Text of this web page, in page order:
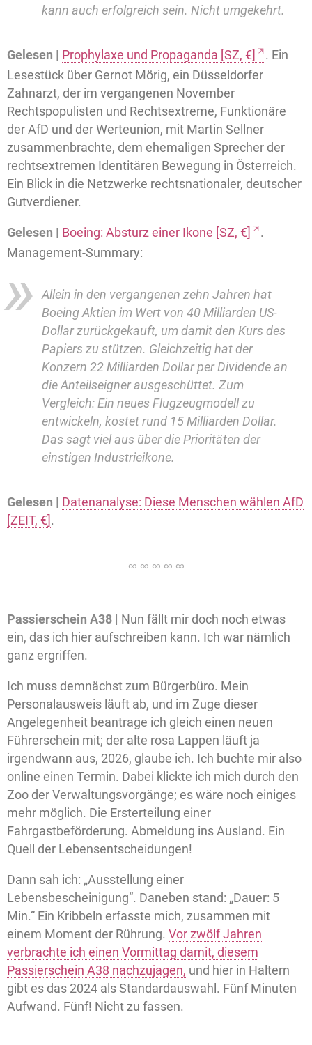
kann auch erfolgreich sein. Nicht umgekehrt.
Gelesen | Prophylaxe und Propaganda [SZ, €]
. Ein
Lesestück über Gernot Mörig, ein Düsseldorfer
Zahnarzt, der im vergangenen November
Rechtspopulisten und Rechtsextreme, Funktionäre
der AfD und der Werteunion, mit Martin Sellner
zusammenbrachte, dem ehemaligen Sprecher der
rechtsextremen Identitären Bewegung in Österreich.
Ein Blick in die Netzwerke rechtsnationaler, deutscher
Gutverdiener.
Gelesen | Boeing: Absturz einer Ikone [SZ, €]
.
Management-Summary:
Allein in den vergangenen zehn Jahren hat
Boeing Aktien im Wert von 40 Milliarden US-
Dollar zurückgekauft, um damit den Kurs des
Papiers zu stützen. Gleichzeitig hat der
Konzern 22 Milliarden Dollar per Dividende an
die Anteilseigner ausgeschüttet. Zum
Vergleich: Ein neues Flugzeugmodell zu
entwickeln, kostet rund 15 Milliarden Dollar.
Das sagt viel aus über die Prioritäten der
einstigen Industrieikone.
Gelesen | Datenanalyse: Diese Menschen wählen AfD
[ZEIT, €].
Passierschein A38 | Nun fällt mir doch noch etwas
ein, das ich hier aufschreiben kann. Ich war nämlich
ganz ergriffen.
Ich muss demnächst zum Bürgerbüro. Mein
Personalausweis läuft ab, und im Zuge dieser
Angelegenheit beantrage ich gleich einen neuen
Führerschein mit; der alte rosa Lappen läuft ja
irgendwann aus, 2026, glaube ich. Ich buchte mir also
online einen Termin. Dabei klickte ich mich durch den
Zoo der Verwaltungsvorgänge; es wäre noch einiges
mehr möglich. Die Ersterteilung einer
Fahrgastbeförderung. Abmeldung ins Ausland. Ein
Quell der Lebensentscheidungen!
Dann sah ich: „Ausstellung einer
Lebensbescheinigung“. Daneben stand: „Dauer: 5
Min.“ Ein Kribbeln erfasste mich, zusammen mit
einem Moment der Rührung. Vor zwölf Jahren
verbrachte ich einen Vormittag damit, diesem
Passierschein A38 nachzujagen, und hier in Haltern
gibt es das 2024 als Standardauswahl. Fünf Minuten
Aufwand. Fünf! Nicht zu fassen.